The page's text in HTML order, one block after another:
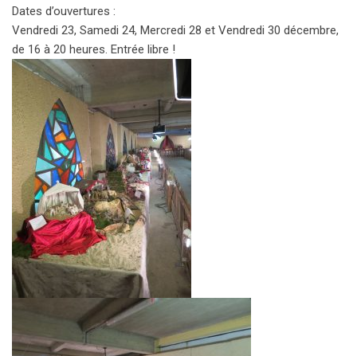
Dates d’ouvertures :
Vendredi 23, Samedi 24, Mercredi 28 et Vendredi 30 décembre,
de 16 à 20 heures. Entrée libre !